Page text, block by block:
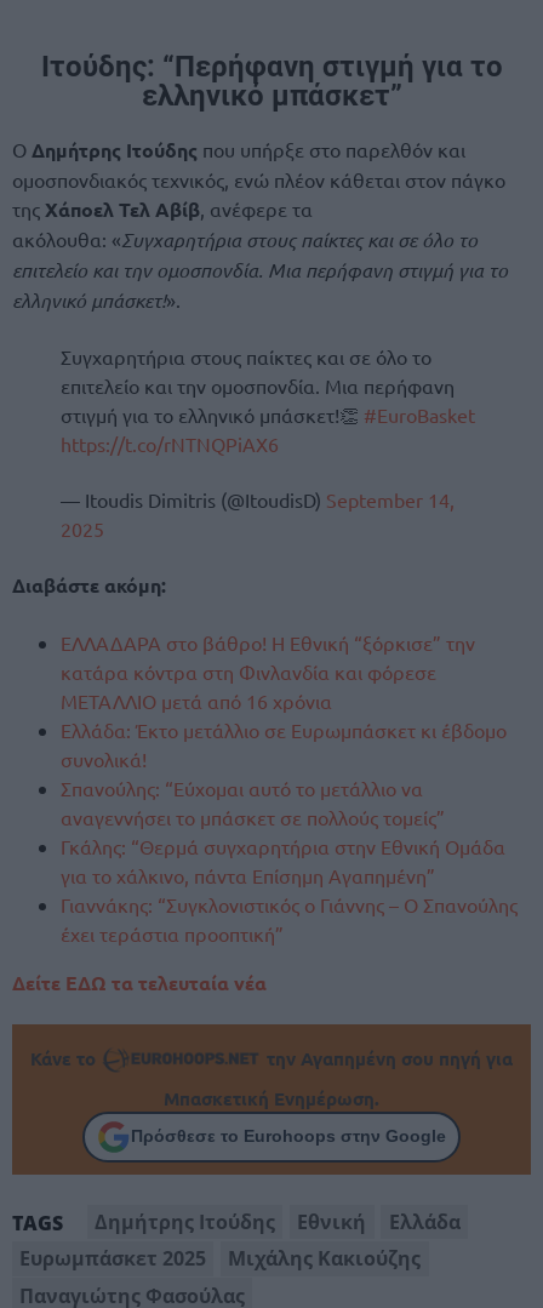
Ιτούδης: “Περήφανη στιγμή για το
ελληνικό μπάσκετ”
Ο Δημήτρης Ιτούδης που υπήρξε στο παρελθόν και
ομοσπονδιακός τεχνικός, ενώ πλέον κάθεται στον πάγκο
της Χάποελ Τελ Αβίβ , ανέφερε τα
ακόλουθα: «Συγχαρητήρια στους παίκτες και σε όλο το
επιτελείο και την ομοσπονδία. Μια περήφανη στιγμή για το
ελληνικό μπάσκετ!».
Συγχαρητήρια στους παίκτες και σε όλο το
επιτελείο και την ομοσπονδία. Μια περήφανη
στιγμή για το ελληνικό μπάσκετ!👏 #EuroBasket
https://t.co/rNTNQPiAX6
— Itoudis Dimitris (@ItoudisD) September 14,
2025
Διαβάστε ακόμη:
ΕΛΛΑΔΑΡΑ στο βάθρο! Η Εθνική “ξόρκισε” την
κατάρα κόντρα στη Φινλανδία και φόρεσε
ΜΕΤΑΛΛΙΟ μετά από 16 χρόνια
Ελλάδα: Έκτο μετάλλιο σε Ευρωμπάσκετ κι έβδομο
συνολικά!
Σπανούλης: “Εύχομαι αυτό το μετάλλιο να
αναγεννήσει το μπάσκετ σε πολλούς τομείς”
Γκάλης: “Θερμά συγχαρητήρια στην Εθνική Ομάδα
για το χάλκινο, πάντα Επίσημη Αγαπημένη”
Γιαννάκης: “Συγκλονιστικός ο Γιάννης – Ο Σπανούλης
έχει τεράστια προοπτική”
Δείτε ΕΔΩ τα τελευταία νέα
Κάνε το
την Αγαπημένη σου πηγή για
Μπασκετική Ενημέρωση.
Πρόσθεσε το Eurohoops στην Google
TAGS Δημήτρης Ιτούδης Εθνική
Ελλάδα
Ευρωμπάσκετ 2025
Μιχάλης Κακιούζης
Παναγιώτης Φασούλας